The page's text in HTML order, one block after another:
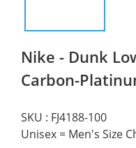
Nike - Dunk
Carbon-
SKU : FJ4188-100
Unisex = Men's Size